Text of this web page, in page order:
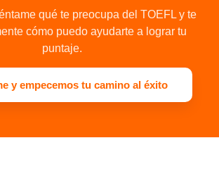
qué te preocupa del TOEFL y te
cómo puedo ayudarte a lograr tu
puntaje.
y empecemos tu camino al éxito